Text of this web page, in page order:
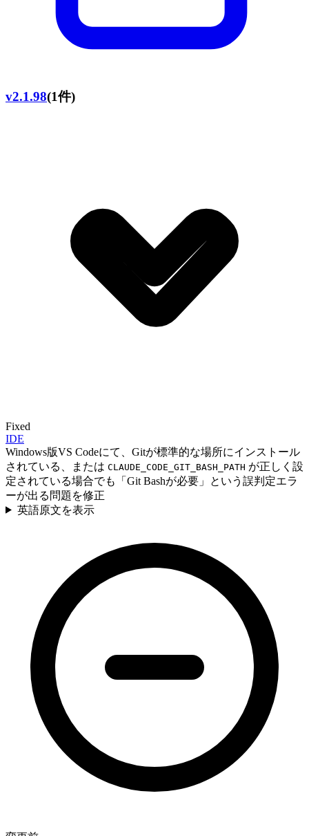
v2.1.98(1件)
Fixed
IDE
Windows版VS Codeにて、Gitが標準的な場所にインストール
されている、または CLAUDE_CODE_GIT_BASH_PATH が正しく設
定されている場合でも「Git Bashが必要」という誤判定エラ
ーが出る問題を修正
英語原文を表示